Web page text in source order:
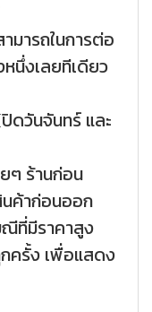
มารถในการต่อ
นึ่งเลยทีเดียว
ดวันจันทร์ และ
ๆ ร้านก่อน
ค้าก่อนออก
ที่มีราคาสูง
ครั้ง เพื่อแสดง